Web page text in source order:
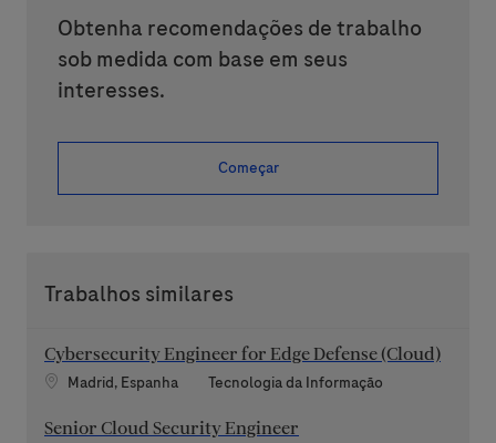
Obtenha recomendações de trabalho
sob medida com base em seus
interesses.
Começar
Trabalhos similares
Cybersecurity Engineer for Edge Defense (Cloud)
Localização
Madrid, Espanha Categoria
Tecnologia da Informação
Senior Cloud Security Engineer